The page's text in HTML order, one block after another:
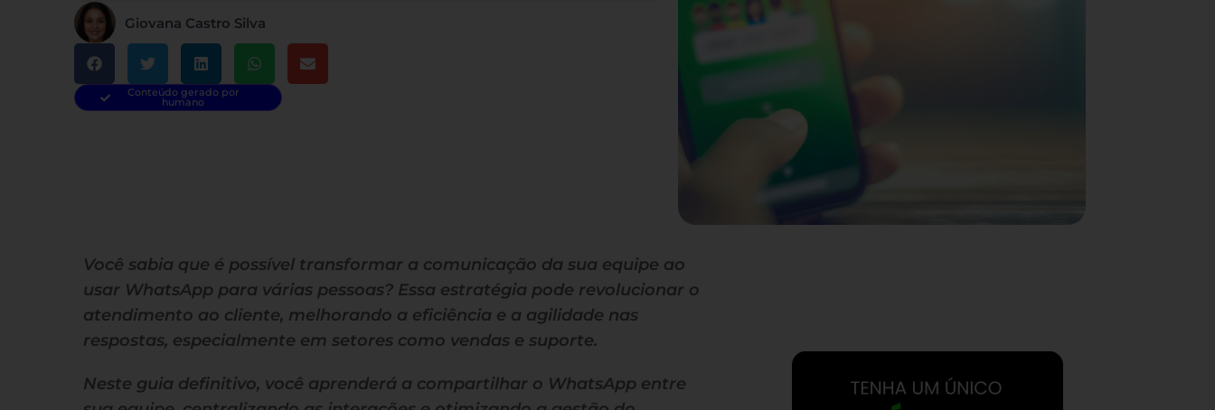
Giovana Castro Silva
Conteúdo gerado por
humano
Você sabia que é possível transformar a comunicação da sua equipe ao
usar WhatsApp para várias pessoas? Essa estratégia pode revolucionar o
atendimento ao cliente, melhorando a eficiência e a agilidade nas
respostas, especialmente em setores como vendas e suporte.
Neste guia definitivo, você aprenderá a compartilhar o WhatsApp entre